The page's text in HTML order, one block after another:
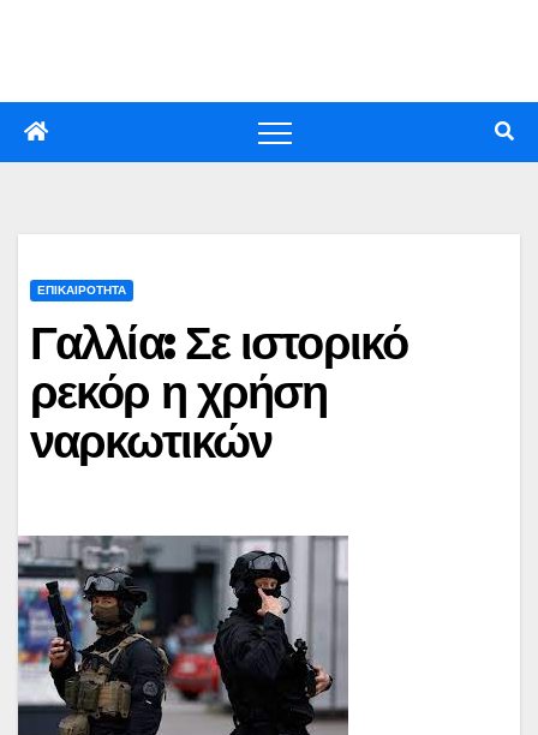
ΕΠΙΚΑΙΡΟΤΗΤΑ
Γαλλία: Σε ιστορικό
ρεκόρ η χρήση
ναρκωτικών